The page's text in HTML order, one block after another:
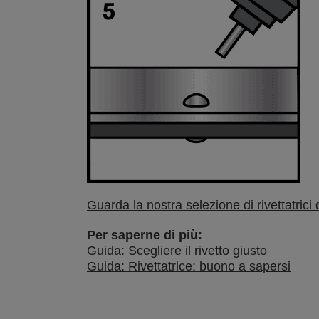
Guarda la nostra selezione di rivettatrici
Per saperne di più:
Guida: Scegliere il rivetto giusto
Guida: Rivettatrice: buono a sapersi